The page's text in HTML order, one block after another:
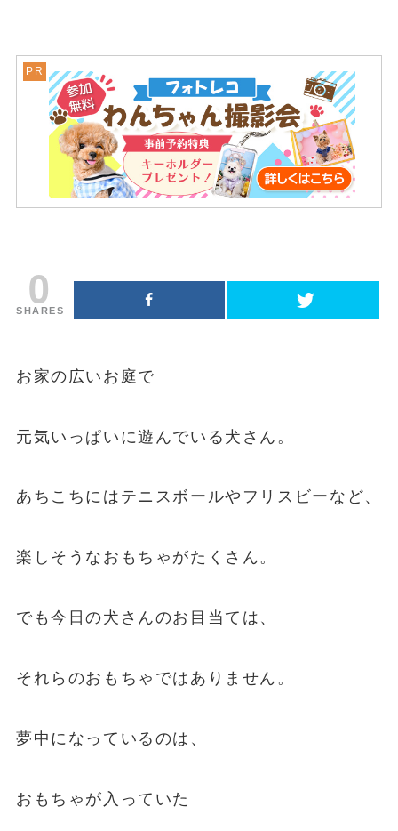
0
SHARES
お家の広いお庭で
元気いっぱいに遊んでいる犬さん。
あちこちにはテニスボールやフリスビーなど、
楽しそうなおもちゃがたくさん。
でも今日の犬さんのお目当ては、
それらのおもちゃではありません。
夢中になっているのは、
おもちゃが入っていた